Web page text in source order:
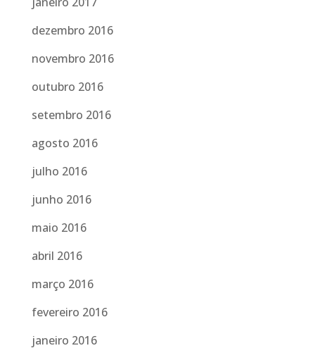
dezembro 2016
novembro 2016
outubro 2016
setembro 2016
agosto 2016
julho 2016
junho 2016
maio 2016
abril 2016
março 2016
fevereiro 2016
janeiro 2016